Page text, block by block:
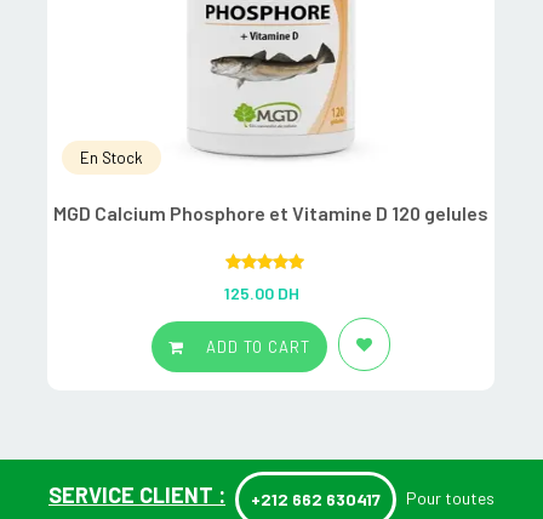
En Stock
MGD Calcium Phosphore et Vitamine D 120 gelules
out of 5
125.00 DH
ADD TO CART
SERVICE CLIENT : +212 662 630417 Pour toutes